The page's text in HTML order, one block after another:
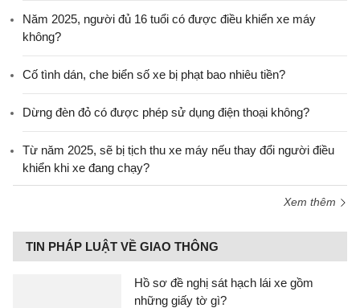
Năm 2025, người đủ 16 tuổi có được điều khiển xe máy
không?
Cố tình dán, che biển số xe bị phạt bao nhiêu tiền?
Dừng đèn đỏ có được phép sử dụng điện thoại không?
Từ năm 2025, sẽ bị tịch thu xe máy nếu thay đổi người điều
khiển khi xe đang chạy?
Xem thêm
TIN PHÁP LUẬT VỀ GIAO THÔNG
Hồ sơ đề nghị sát hạch lái xe gồm
những giấy tờ gì?